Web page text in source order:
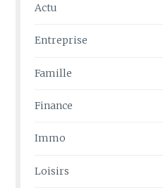
Actu
Entreprise
Famille
Finance
Immo
Loisirs